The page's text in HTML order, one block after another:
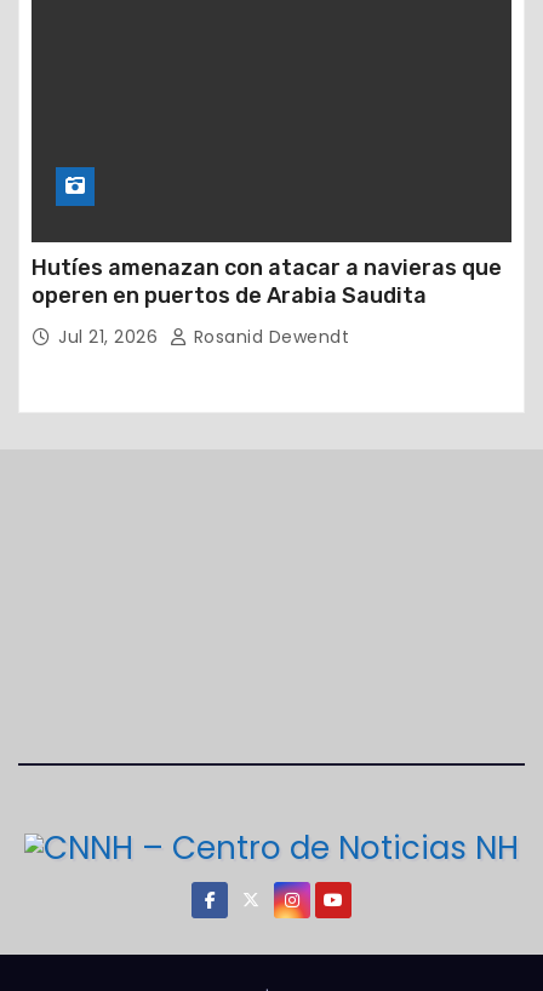
Hutíes amenazan con atacar a navieras que
operen en puertos de Arabia Saudita
Jul 21, 2026 Rosanid Dewendt